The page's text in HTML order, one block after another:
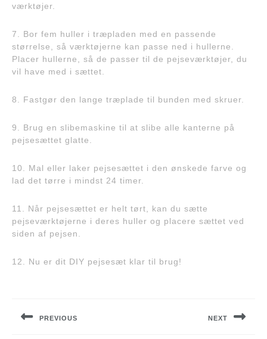
værktøjer.
7. Bor fem huller i træpladen med en passende
størrelse, så værktøjerne kan passe ned i hullerne.
Placer hullerne, så de passer til de pejseværktøjer, du
vil have med i sættet.
8. Fastgør den lange træplade til bunden med skruer.
9. Brug en slibemaskine til at slibe alle kanterne på
pejsesættet glatte.
10. Mal eller laker pejsesættet i den ønskede farve og
lad det tørre i mindst 24 timer.
11. Når pejsesættet er helt tørt, kan du sætte
pejseværktøjerne i deres huller og placere sættet ved
siden af pejsen.
12. Nu er dit DIY pejsesæt klar til brug!
PREVIOUS NEXT